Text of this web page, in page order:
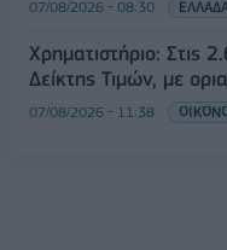
07/08/2026 - 08:30
Χρηματιστήριο: Στις
Δείκτης Τιμών, με
07/08/2026 - 11:38